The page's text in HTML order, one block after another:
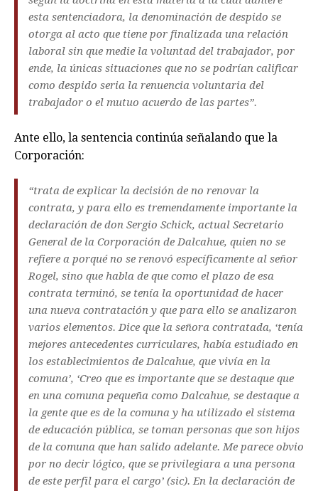
esta sentenciadora, la denominación de despido se
otorga al acto que tiene por finalizada una relación
laboral sin que medie la voluntad del trabajador, por
ende, la únicas situaciones que no se podrían calificar
como despido seria la renuencia voluntaria del
trabajador o el mutuo acuerdo de las partes”.
Ante ello, la sentencia continúa señalando que la
Corporación:
“trata de explicar la decisión de no renovar la
contrata, y para ello es tremendamente importante la
declaración de don Sergio Schick, actual Secretario
General de la Corporación de Dalcahue, quien no se
refiere a porqué no se renovó específicamente al señor
Rogel, sino que habla de que como el plazo de esa
contrata terminó, se tenía la oportunidad de hacer
una nueva contratación y que para ello se analizaron
varios elementos. Dice que la señora contratada, ‘tenía
mejores antecedentes curriculares, había estudiado en
los establecimientos de Dalcahue, que vivía en la
comuna’, ‘Creo que es importante que se destaque que
en una comuna pequeña como Dalcahue, se destaque a
la gente que es de la comuna y ha utilizado el sistema
de educación pública, se toman personas que son hijos
de la comuna que han salido adelante. Me parece obvio
por no decir lógico, que se privilegiara a una persona
de este perfil para el cargo’ (sic). En la declaración de